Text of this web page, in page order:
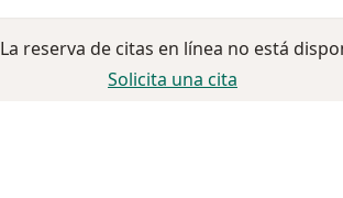
La reserva de citas en línea no está
Solicita una cita